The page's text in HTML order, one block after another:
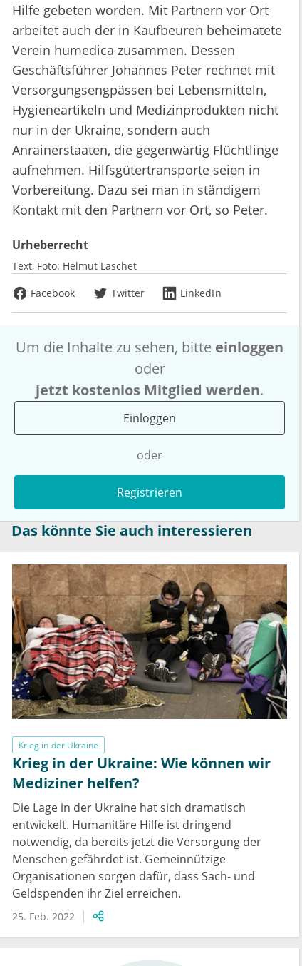
Hilfe gebeten worden. Mit Partnern vor Ort
arbeitet auch der in Kaufbeuren beheimatete
Verein humedica zusammen. Dessen
Geschäftsführer Johannes Peter rechnet mit
Versorgungsengpässen bei Lebensmitteln,
Hygieneartikeln und Medizinprodukten nicht
nur in der Ukraine, sondern auch
Anrainerstaaten, die gegenwärtig Flüchtlinge
aufnehmen. Hilfsgütertransporte seien in
Vorbereitung. Dazu sei man in ständigem
Kontakt mit den Partnern vor Ort, so Peter.
Urheberrecht
Text, Foto: Helmut Laschet
Facebook
Twitter LinkedIn
Um die Inhalte zu sehen, bitte einloggen
oder
jetzt kostenlos Mitglied werden.
Einloggen
oder
Registrieren
Das könnte Sie auch interessieren
Krieg in der Ukraine
Krieg in der Ukraine: Wie können wir
Mediziner helfen?
Die Lage in der Ukraine hat sich dramatisch
entwickelt. Humanitäre Hilfe ist dringend
notwendig, da bereits jetzt die Versorgung der
Menschen gefährdet ist. Gemeinnützige
Organisationen sorgen dafür, dass Sach- und
Geldspenden ihr Ziel erreichen.
25. Feb. 2022